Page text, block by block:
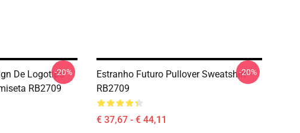
De Logotipo
RB2709
-20%
Estranho Futuro Pullover Sweatshirt
RB2709
€ 37,67 - € 44,11
-20%